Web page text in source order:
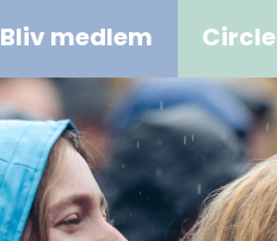
Bliv medlem Circle